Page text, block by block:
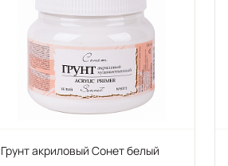
Грунт акриловый Сонет белый